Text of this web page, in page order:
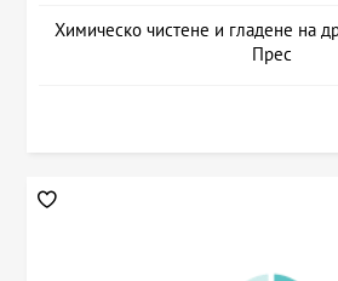
Химическо чистене и гладене на
Прес